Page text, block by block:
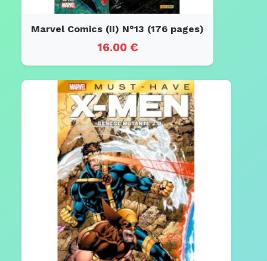
Marvel Comics (II) N°13 (176 pages)
16.00 €